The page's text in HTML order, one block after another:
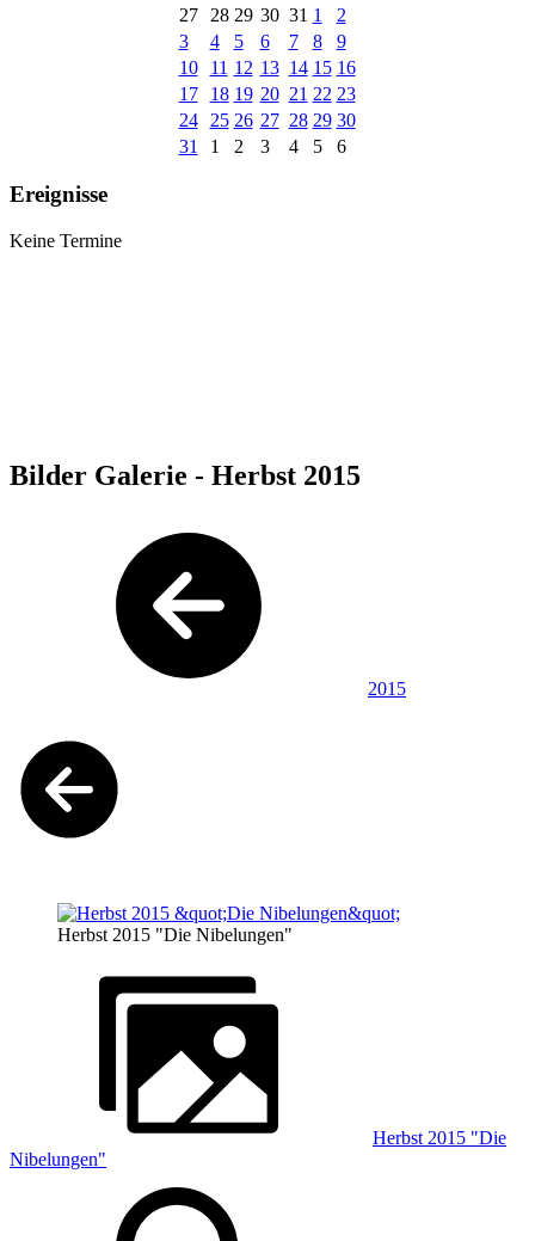
27
28 29 30 31 1
2
3
4 5 6 7 8
9
10
11 12 13 14 15 16
17
18 19 20 21 22 23
24
25 26 27 28 29 30
31
1 2 3 4 5 6
Ereignisse
Keine Termine
Bilder Galerie - Herbst 2015
2015
Herbst 2015 "Die Nibelungen"
Herbst 2015 "Die
Nibelungen"